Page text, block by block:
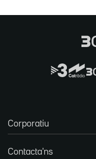
Corporatiu
Contacta'ns